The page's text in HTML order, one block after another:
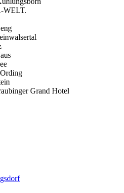
WELT.
Grand Hotel